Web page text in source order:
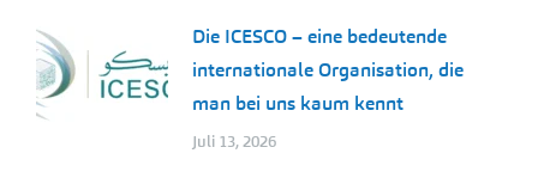
Die ICESCO – eine bedeutende
internationale Organisation, die
man bei uns kaum kennt
Juli 13, 2026